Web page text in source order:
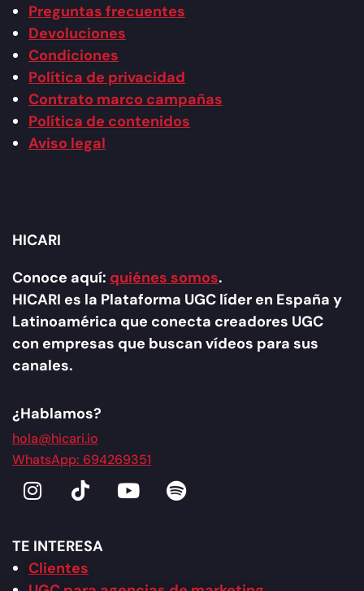
HICARI
Conoce aquí: quiénes somos.
HICARI es la Plataforma UGC líder en España y
Latinoamérica que conecta creadores UGC
con empresas que buscan vídeos para sus
canales.
¿Hablamos?
hola@hicari.io
WhatsApp: 694269351
TE INTERESA
Clientes
Preguntas frecuentes
Devoluciones
Condiciones
Política de privacidad
Contrato marco campañas
Política de contenidos
Aviso legal